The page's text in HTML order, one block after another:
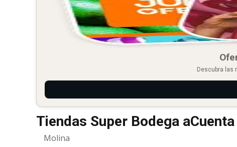
Descubra las
Tiendas Super Bodega
Molina